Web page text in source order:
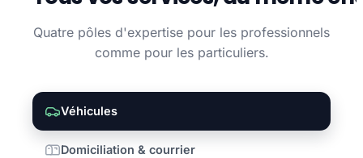
Quatre pôles d'expertise pour les professionnels
comme pour les particuliers.
Véhicules
Domiciliation & courrier